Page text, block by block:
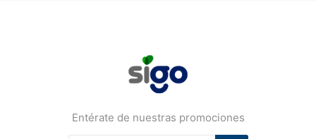
Entérate de nuestras promociones